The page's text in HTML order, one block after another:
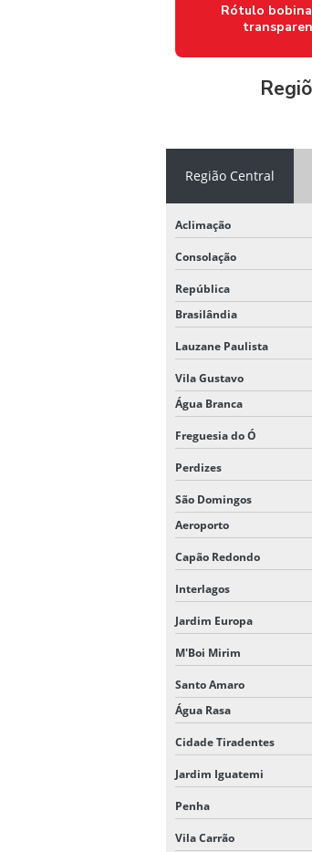
Rótulo
Região Central
Aclimação
Consolação
República
Brasilândia
Lauzane Paulista
Vila Gustavo
Água Branca
Freguesia do Ó
Perdizes
São Domingos
Aeroporto
Capão Redondo
Interlagos
Jardim Europa
M'Boi Mirim
Santo Amaro
Água Rasa
Cidade Tiradentes
Jardim Iguatemi
Penha
Vila Carrão